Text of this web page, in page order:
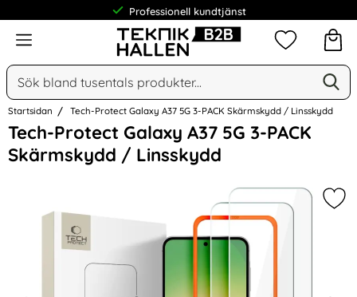
Professionell kundtjänst
Meny
Sök
Sök på Narse Group AB
Mina
Startsidan Tech-Protect Galaxy A37 5G 3-PACK Skärmskydd / Linsskydd
Tech-Protect Galaxy A37 5G 3-PACK
Skärmskydd / Linsskydd
Hoppa
över
Bilder